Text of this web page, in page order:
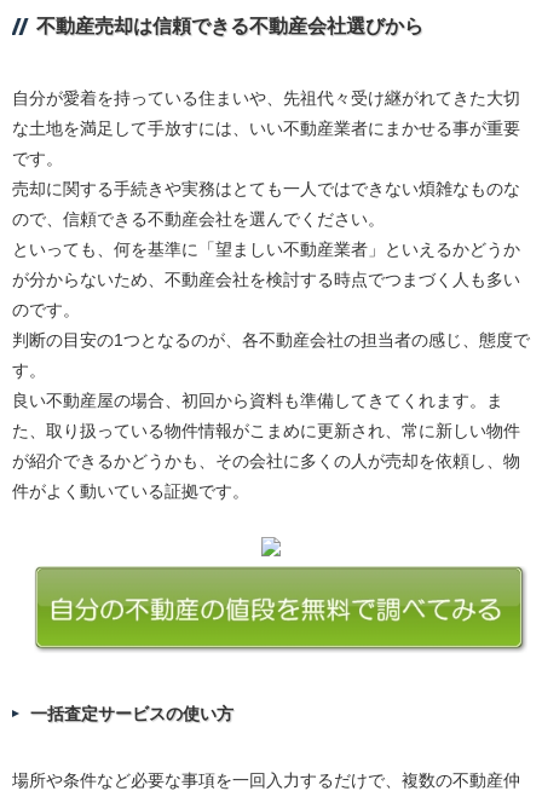
不動産売却は信頼できる不動産会社選びから
自分が愛着を持っている住まいや、先祖代々受け継がれてきた大切
な土地を満足して手放すには、いい不動産業者にまかせる事が重要
です。
売却に関する手続きや実務はとても一人ではできない煩雑なものな
ので、信頼できる不動産会社を選んでください。
といっても、何を基準に「望ましい不動産業者」といえるかどうか
が分からないため、不動産会社を検討する時点でつまづく人も多い
のです。
判断の目安の1つとなるのが、各不動産会社の担当者の感じ、態度で
す。
良い不動産屋の場合、初回から資料も準備してきてくれます。ま
た、取り扱っている物件情報がこまめに更新され、常に新しい物件
が紹介できるかどうかも、その会社に多くの人が売却を依頼し、物
件がよく動いている証拠です。
一括査定サービスの使い方
場所や条件など必要な事項を一回入力するだけで、複数の不動産仲